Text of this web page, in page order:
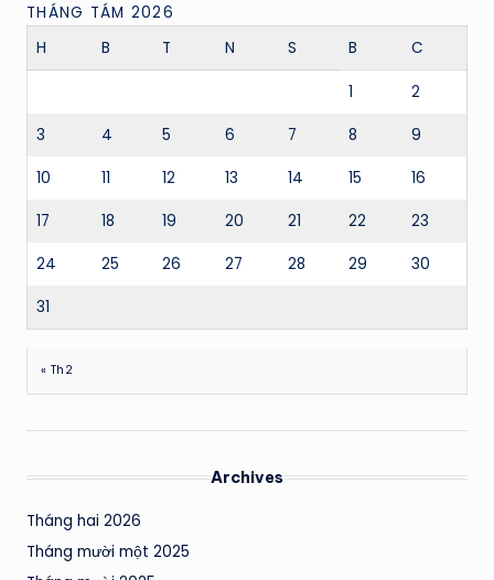
THÁNG TÁM 2026
H
B T N S B C
1 2
3 4 5 6 7 8 9
10 11 12 13 14 15 16
17 18 19 20 21 22 23
24 25 26 27 28 29 30
31
« Th2
Archives
Tháng hai 2026
Tháng mười một 2025